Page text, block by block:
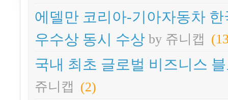
에델만 코리아-기아자동차
우수상 동시 수상 by 쥬니캡
국내 최초 글로벌 비즈니스
쥬니캡 (2)